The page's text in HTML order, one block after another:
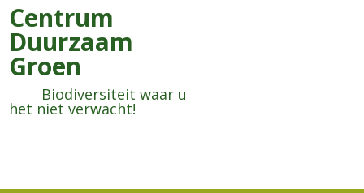
Centrum
Duurzaam
Groen
Biodiversiteit waar u
het niet verwacht!